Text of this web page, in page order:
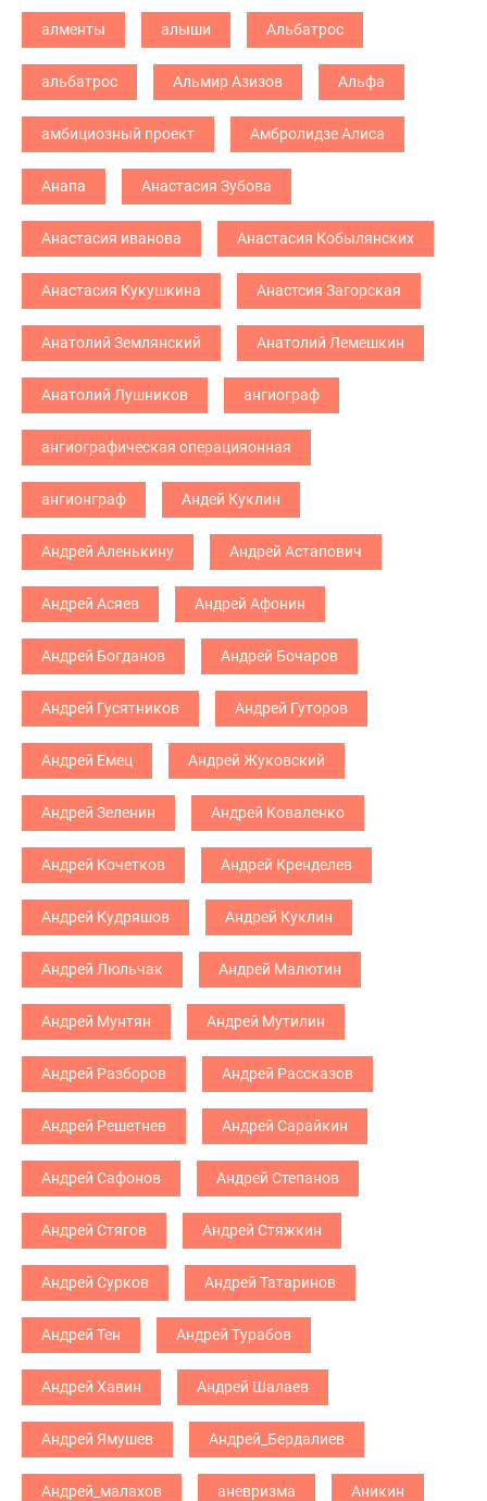
алменты алыши Альбатрос
альбатрос Альмир Азизов Альфа
амбициозный проект Амбролидзе Алиса
Анапа Анастасия Зубова
Анастасия иванова Анастасия Кобылянских
Анастасия Кукушкина Анастсия Загорская
Анатолий Землянский Анатолий Лемешкин
Анатолий Лушников ангиограф
ангиографическая операцияонная
ангионграф Андей Куклин
Андрей Аленькину Андрей Астапович
Андрей Асяев Андрей Афонин
Андрей Богданов Андрей Бочаров
Андрей Гусятников Андрей Гуторов
Андрей Емец Андрей Жуковский
Андрей Зеленин Андрей Коваленко
Андрей Кочетков Андрей Кренделев
Андрей Кудряшов Андрей Куклин
Андрей Люльчак Андрей Малютин
Андрей Мунтян Андрей Мутилин
Андрей Разборов Андрей Рассказов
Андрей Решетнев Андрей Сарайкин
Андрей Сафонов Андрей Степанов
Андрей Стягов Андрей Стяжкин
Андрей Сурков Андрей Татаринов
Андрей Тен Андрей Турабов
Андрей Хавин Андрей Шалаев
Андрей Ямушев Андрей_Бердалиев
Андрей_малахов аневризма Аникин